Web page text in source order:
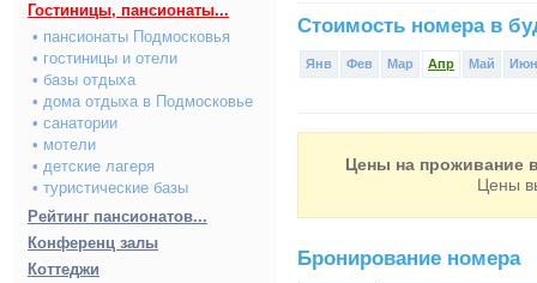
Гостиницы, пансионаты...
• пансионаты Подмосковья
• гостиницы и отели
• базы отдыха
• дома отдыха в Подмосковье
• санатории
• мотели
• детские лагеря
• туристические базы
Рейтинг пансионатов...
Конференц залы
Коттеджи
Стоимость номера в
Янв Фев Мар Апр Май Июн
Цены на проживание
Цены
Бронирование номера